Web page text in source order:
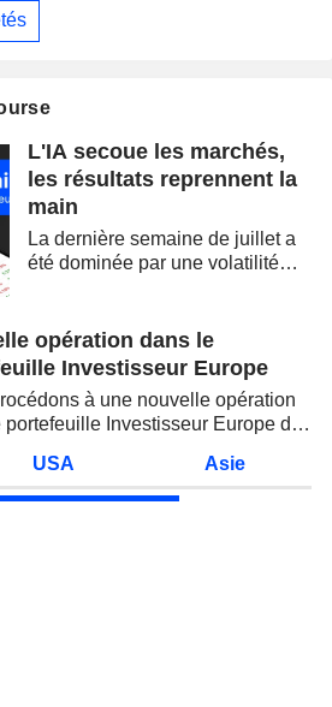
L'IA secoue les marchés,
les résultats reprennent la
main
La dernière semaine de juillet a
été dominée par une volatilité
semi-conducteurs. Les
inquiétudes sur la soutenabilité
opération dans le
Investisseur Europe
à une nouvelle opération
portefeuille Investisseur Europe de
USA Asie